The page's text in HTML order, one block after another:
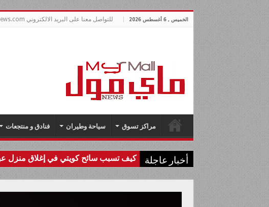
الخميس , 6 أغسطس 2026 للتواصل معنا على البريد الالكتروني info@mymallnews.com
مراكز تسوق سياحة وطيران فنادق و منتجعات
أخبار عاجلة كيف تسبب سائح كويتي في إغلاق منزل